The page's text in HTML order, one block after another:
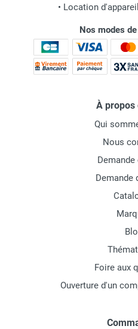
• Location
Nos modes
À propos
Qui
Nous
Demande
Demande
Foire aux
Ouverture d'un